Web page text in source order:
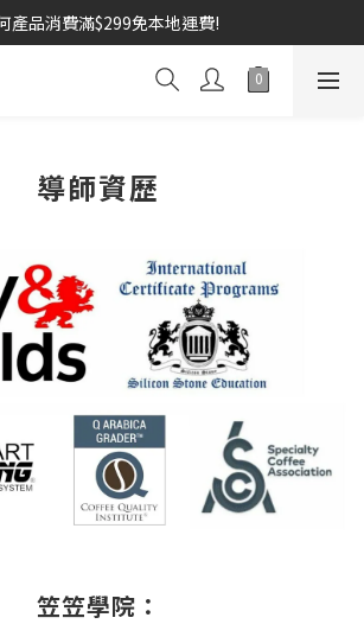
產品消費滿$299免本地運費!
導師資歷
笠笠學院：